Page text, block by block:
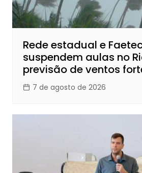
Rede estadual e
suspendem aulas no
previsão de ventos
7 de agosto de 2026